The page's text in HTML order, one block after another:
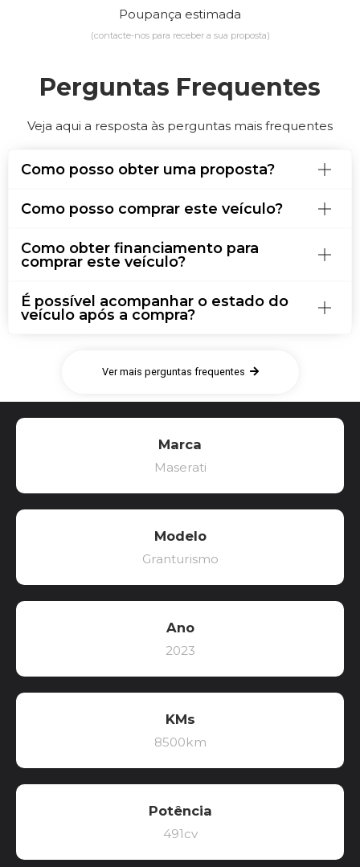
Poupança estimada
(contacte-nos para receber a sua proposta)
Perguntas Frequentes
Veja aqui a resposta às perguntas mais frequentes
Como posso obter uma proposta?
Como posso comprar este veículo?
Como obter financiamento para
comprar este veículo?
É possível acompanhar o estado do
veículo após a compra?
Ver mais perguntas frequentes
Marca
Maserati
Modelo
Granturismo
Ano
2023
KMs
8500km
Potência
491cv